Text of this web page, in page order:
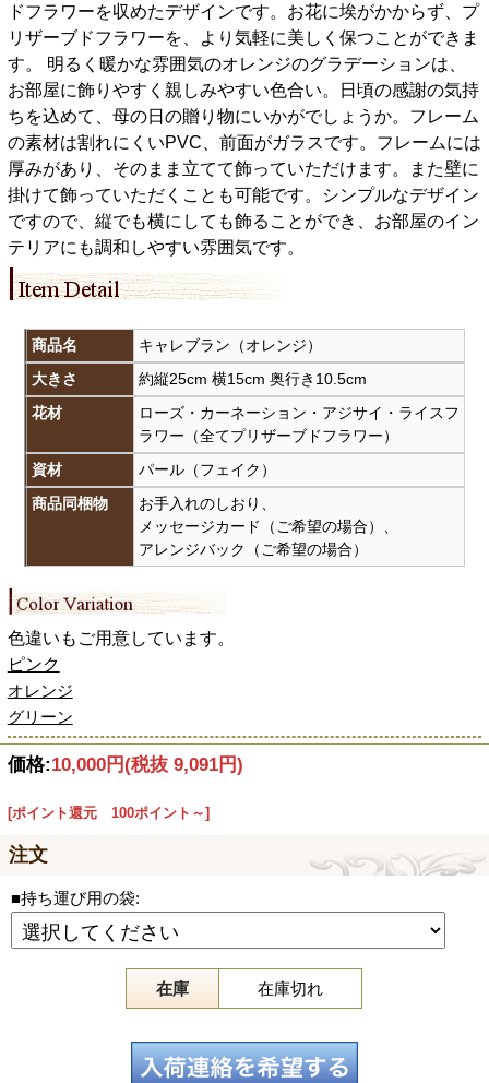
ドフラワーを収めたデザインです。お花に埃がかからず、プ
リザーブドフラワーを、より気軽に美しく保つことができま
す。 明るく暖かな雰囲気のオレンジのグラデーションは、
お部屋に飾りやすく親しみやすい色合い。日頃の感謝の気持
ちを込めて、母の日の贈り物にいかがでしょうか。フレーム
の素材は割れにくいPVC、前面がガラスです。フレームには
厚みがあり、そのまま立てて飾っていただけます。また壁に
掛けて飾っていただくことも可能です。シンプルなデザイン
ですので、縦でも横にしても飾ることができ、お部屋のイン
テリアにも調和しやすい雰囲気です。
商品名
キャレブラン（オレンジ）
大きさ
約縦25cm 横15cm 奥行き10.5cm
花材
ローズ・カーネーション・アジサイ・ライスフ
ラワー（全てプリザーブドフラワー）
資材
パール（フェイク）
商品同梱物
お手入れのしおり、
メッセージカード（ご希望の場合）、
アレンジバック（ご希望の場合）
色違いもご用意しています。
ピンク
オレンジ
グリーン
価格:10,000円(税抜 9,091円)
[ポイント還元 100ポイント～]
注文
■持ち運び用の袋:
在庫 在庫切れ